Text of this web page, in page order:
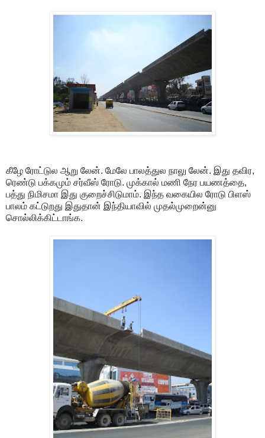
கீழே ரோட்டுல ஆறு லேன். மேலே பாலத்துல நாலு லேன். இது தவிர,
ரெண்டு பக்கமும் சர்வீஸ் ரோடு. முக்கால் மணி நேர பயணத்தை,
பத்து நிமிசமா இது குறைச்சிடுமாம். இந்த வகையில ரோடு பிளஸ்
பாலம் கட்டுறது இதுதான் இந்தியாவில் முதல்முறைன்னு
சொல்லிக்கிட்டாங்க.